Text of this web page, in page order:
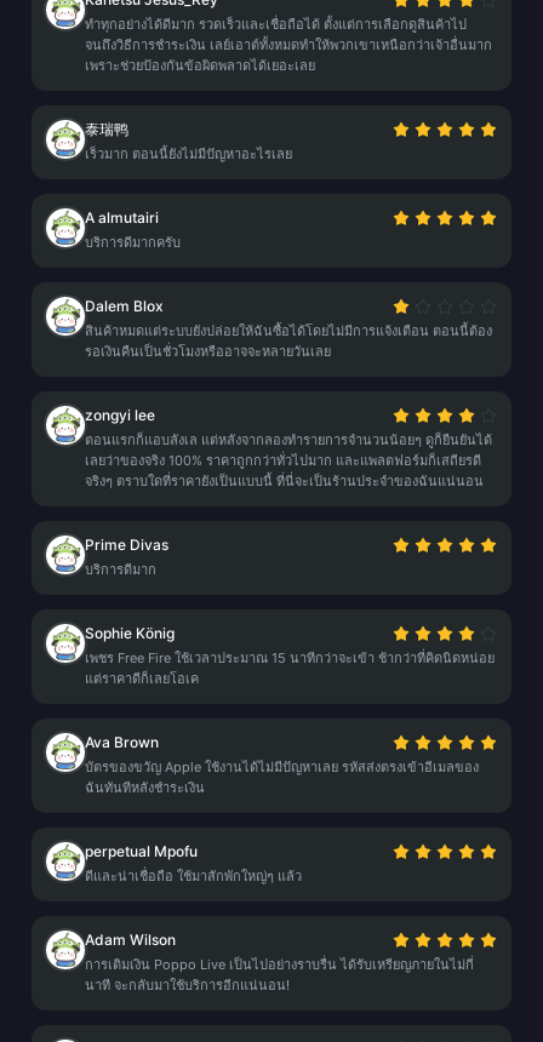
ทำทุกอย่างได้ดีมาก รวดเร็วและเชื่อถือได้ ตั้งแต่การเลือกดูสินค้าไป
จนถึงวิธีการชำระเงิน เลย์เอาต์ทั้งหมดทำให้พวกเขาเหนือกว่าเจ้าอื่นมาก
เพราะช่วยป้องกันข้อผิดพลาดได้เยอะเลย
泰瑞鸭
เร็วมาก ตอนนี้ยังไม่มีปัญหาอะไรเลย
A almutairi
บริการดีมากครับ
Dalem Blox
สินค้าหมดแต่ระบบยังปล่อยให้ฉันซื้อได้โดยไม่มีการแจ้งเตือน ตอนนี้ต้อง
รอเงินคืนเป็นชั่วโมงหรืออาจจะหลายวันเลย
zongyi lee
ตอนแรกก็แอบลังเล แต่หลังจากลองทำรายการจำนวนน้อยๆ ดูก็ยืนยันได้
เลยว่าของจริง 100% ราคาถูกกว่าทั่วไปมาก และแพลตฟอร์มก็เสถียรดี
จริงๆ ตราบใดที่ราคายังเป็นแบบนี้ ที่นี่จะเป็นร้านประจำของฉันแน่นอน
Prime Divas
บริการดีมาก
Sophie König
เพชร Free Fire ใช้เวลาประมาณ 15 นาทีกว่าจะเข้า ช้ากว่าที่คิดนิดหน่อย
แต่ราคาดีก็เลยโอเค
Ava Brown
บัตรของขวัญ Apple ใช้งานได้ไม่มีปัญหาเลย รหัสส่งตรงเข้าอีเมลของ
ฉันทันทีหลังชำระเงิน
perpetual Mpofu
ดีและน่าเชื่อถือ ใช้มาสักพักใหญ่ๆ แล้ว
Adam Wilson
การเติมเงิน Poppo Live เป็นไปอย่างราบรื่น ได้รับเหรียญภายในไม่กี่
นาที จะกลับมาใช้บริการอีกแน่นอน!